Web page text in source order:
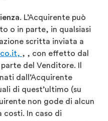
. L’Acquirente può
o in parte, in qualsiasi
scritta inviata a
, , , con effetto dal
del Venditore. Il
dall’Acquirente
di quest’ultimo (su
non gode di alcun
costi. In caso di